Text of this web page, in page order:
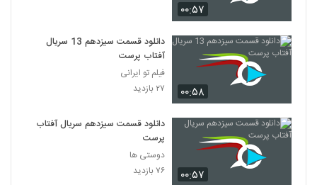
۰۰:۵۷
۰۰:۵۸
دانلود قسمت سیزدهم 13 سریال
آفتاب پرست
فیلم تو ایرانی
۲۷ بازدید
۰۰:۵۷
دانلود قسمت سیزدهم سریال آفتاب
پرست
دوستی ها
۷۶ بازدید